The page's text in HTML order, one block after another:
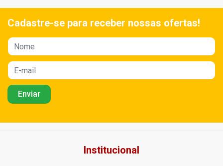
Cadastre-se para receber nossas ofertas!
Institucional